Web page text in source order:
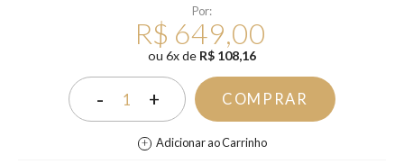
Por:
R$ 649,00
ou 6xde R$ 108,16
- 1 + COMPRAR
Adicionar ao Carrinho